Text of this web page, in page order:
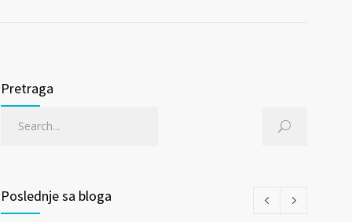
Pretraga
Poslednje sa bloga